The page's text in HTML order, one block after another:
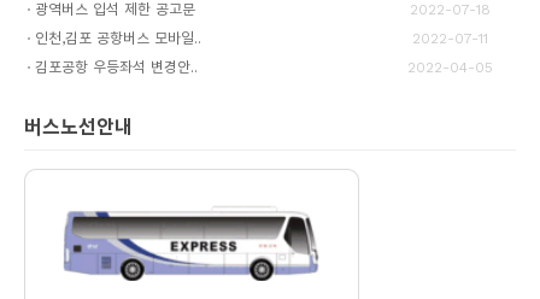
광역버스 입석 제한 공고문
2022-07-18
인천,김포 공항버스 모바일..
2022-07-11
김포공항 우등좌석 변경안..
2022-04-05
버스노선안내